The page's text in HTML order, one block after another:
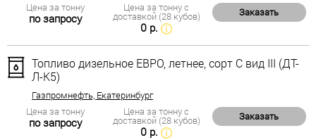
Цена за тонну
по запросу
Цена за тонну с
доставкой (28 кубов)
0 р.
Заказать
Топливо дизельное ЕВРО, летнее, сорт С вид III (ДТ-
Л-К5)
Газпромнефть, Екатеринбург
Цена за тонну
по запросу
Цена за тонну с
доставкой (28 кубов)
0 р.
Заказать